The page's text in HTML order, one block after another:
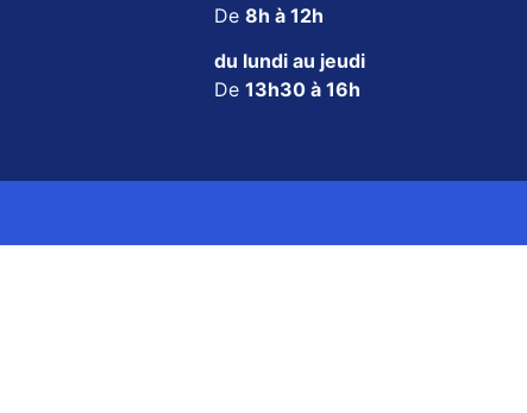
De 8h à 12h
du lundi au jeudi
De 13h30 à 16h